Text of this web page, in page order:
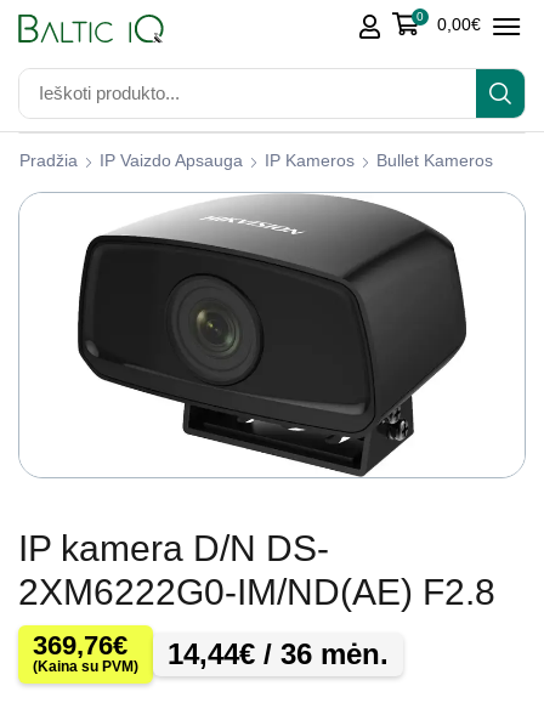
0 0,00€
Pradžia IP Vaizdo Apsauga IP Kameros Bullet Kameros
IP kamera D/N DS-
2XM6222G0-IM/ND(AE) F2.8
369,76€
(Kaina su PVM) 14,44€ / 36 mėn.